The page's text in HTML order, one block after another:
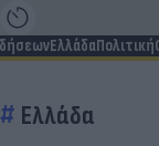
ΕλλάδαΠολιτική
Ελλάδα